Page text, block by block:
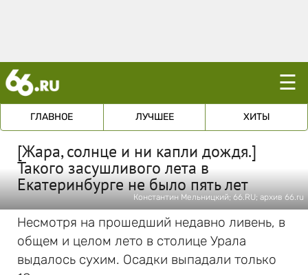
☰
ГЛАВНОЕ ЛУЧШЕЕ ХИТЫ
[Жара, солнце и ни капли дождя.]
Такого засушливого лета в
Екатеринбурге не было пять лет
Константин Мельницкий; 66.RU; архив 66.ru
Несмотря на прошедший недавно ливень, в
общем и целом лето в столице Урала
выдалось сухим. Осадки выпадали только